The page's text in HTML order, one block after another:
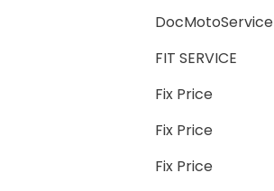
DocMotoService
FIT SERVICE
Fix Price
Fix Price
Fix Price